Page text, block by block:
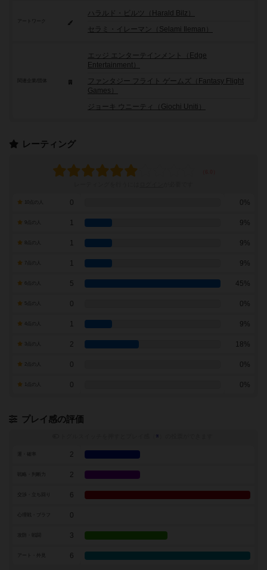
アートワーク
ハラルド・ビルツ（Harald Bilz）
セラミ・イレーマン（Selami Ileman）
エッジ エンターテインメント（Edge
Entertainment）
ファンタジー フライト ゲームズ（Fantasy Flight
Games）
ジョーキ ウニーティ（Giochi Uniti）
レーティング
0 0%
1 9%
1 9%
7点の人 1 9%
5 45%
0 0%
1 9%
2 18%
0 0%
0 0%
プレイ感の評価
※
2
戦略・判断力 2
6
0
3
アート・外見 6